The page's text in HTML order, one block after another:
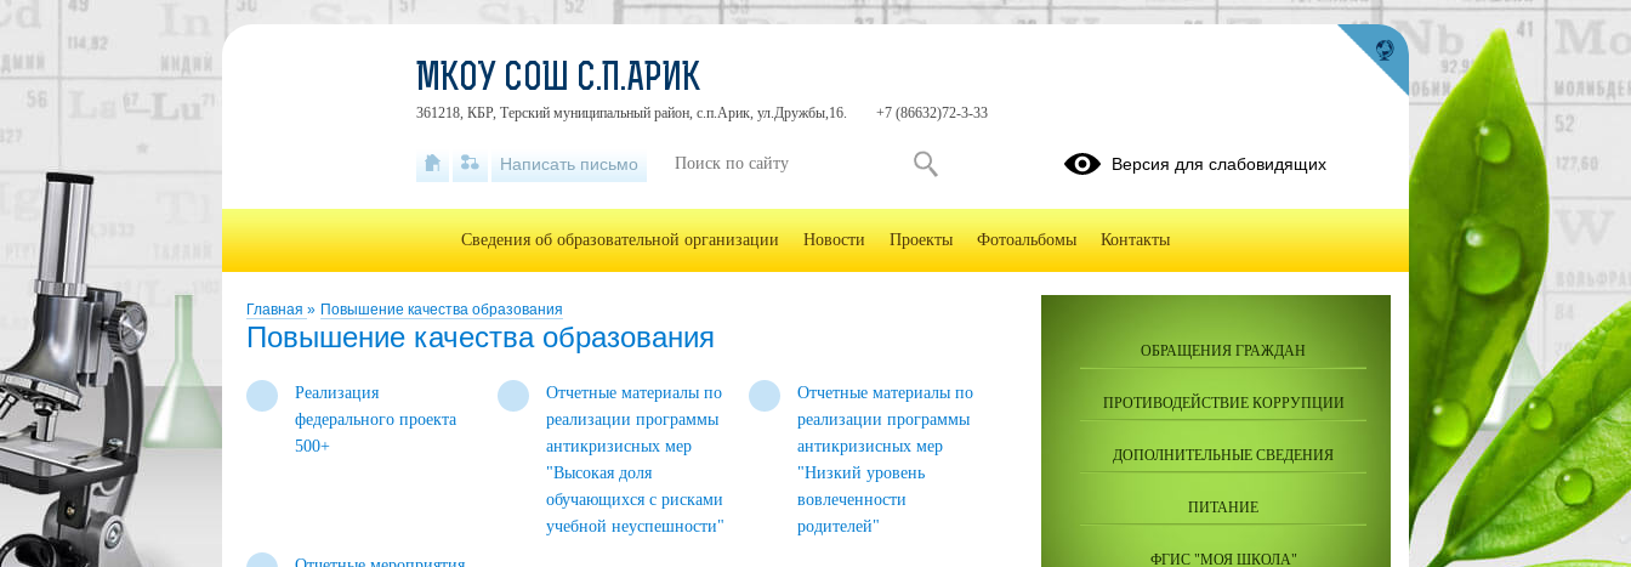
Главная » Повышение качества образования
Повышение качества образования
Реализация
федерального проекта
500+
Отчетные материалы по
реализации программы
антикризисных мер
"Высокая доля
обучающихся с рисками
учебной неуспешности"
Отчетные материалы по
реализации программы
антикризисных мер
"Низкий уровень
вовлеченности
родителей"
ОБРАЩЕНИЯ ГРАЖДАН
ПРОТИВОДЕЙСТВИЕ КОРРУПЦИИ
ДОПОЛНИТЕЛЬНЫЕ СВЕДЕНИЯ
ПИТАНИЕ
ФГИС "МОЯ ШКОЛА"
МКОУ СОШ С.П.АРИК
361218, КБР, Терский муниципальный район, с.п.Арик, ул.Дружбы,16. +7 (86632)72-3-33
Написать письмо Версия для слабовидящих
Сведения об образовательной организации Новости Проекты Фотоальбомы Контакты